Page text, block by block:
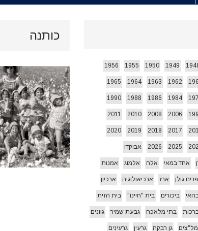
[ 26/07/2026 ] זרעי קיץ/ היי הג'יפ אורים
כותנה
1949
1950
1955
1956
1962
1963
1964
1965
1984
1986
1988
1990
2006
2008
2010
2011
2017
2018
2019
2020
2025
2026 אבוקדו
אחד במאי אלה אלמוג אמנות
גולן ארז ארכיאולוגיה ארכיון
ביכורים בית "חיינו" בית הזית
בתי מלאכה גבעת שמיר גוונים
גן רבקה גרעין גרעינים